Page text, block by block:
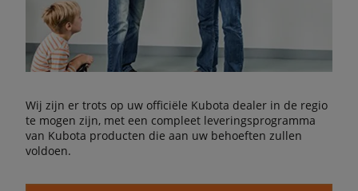
Wij zijn er trots op uw officiële Kubota dealer in de regio
te mogen zijn, met een compleet leveringsprogramma
van Kubota producten die aan uw behoeften zullen
voldoen.